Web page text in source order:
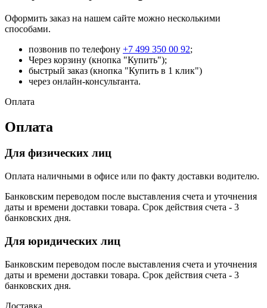
Оформить заказ на нашем сайте можно несколькими
способами.
позвонив по телефону +7 499 350 00 92;
Через корзину (кнопка "Купить");
быстрый заказ (кнопка "Купить в 1 клик")
через онлайн-консультанта.
Оплата
Оплата
Для физических лиц
Оплата наличными в офисе или по факту доставки водителю.
Банковским переводом после выставления счета и уточнения
даты и времени доставки товара. Срок действия счета - 3
банковских дня.
Для юридических лиц
Банковским переводом после выставления счета и уточнения
даты и времени доставки товара. Срок действия счета - 3
банковских дня.
Доставка